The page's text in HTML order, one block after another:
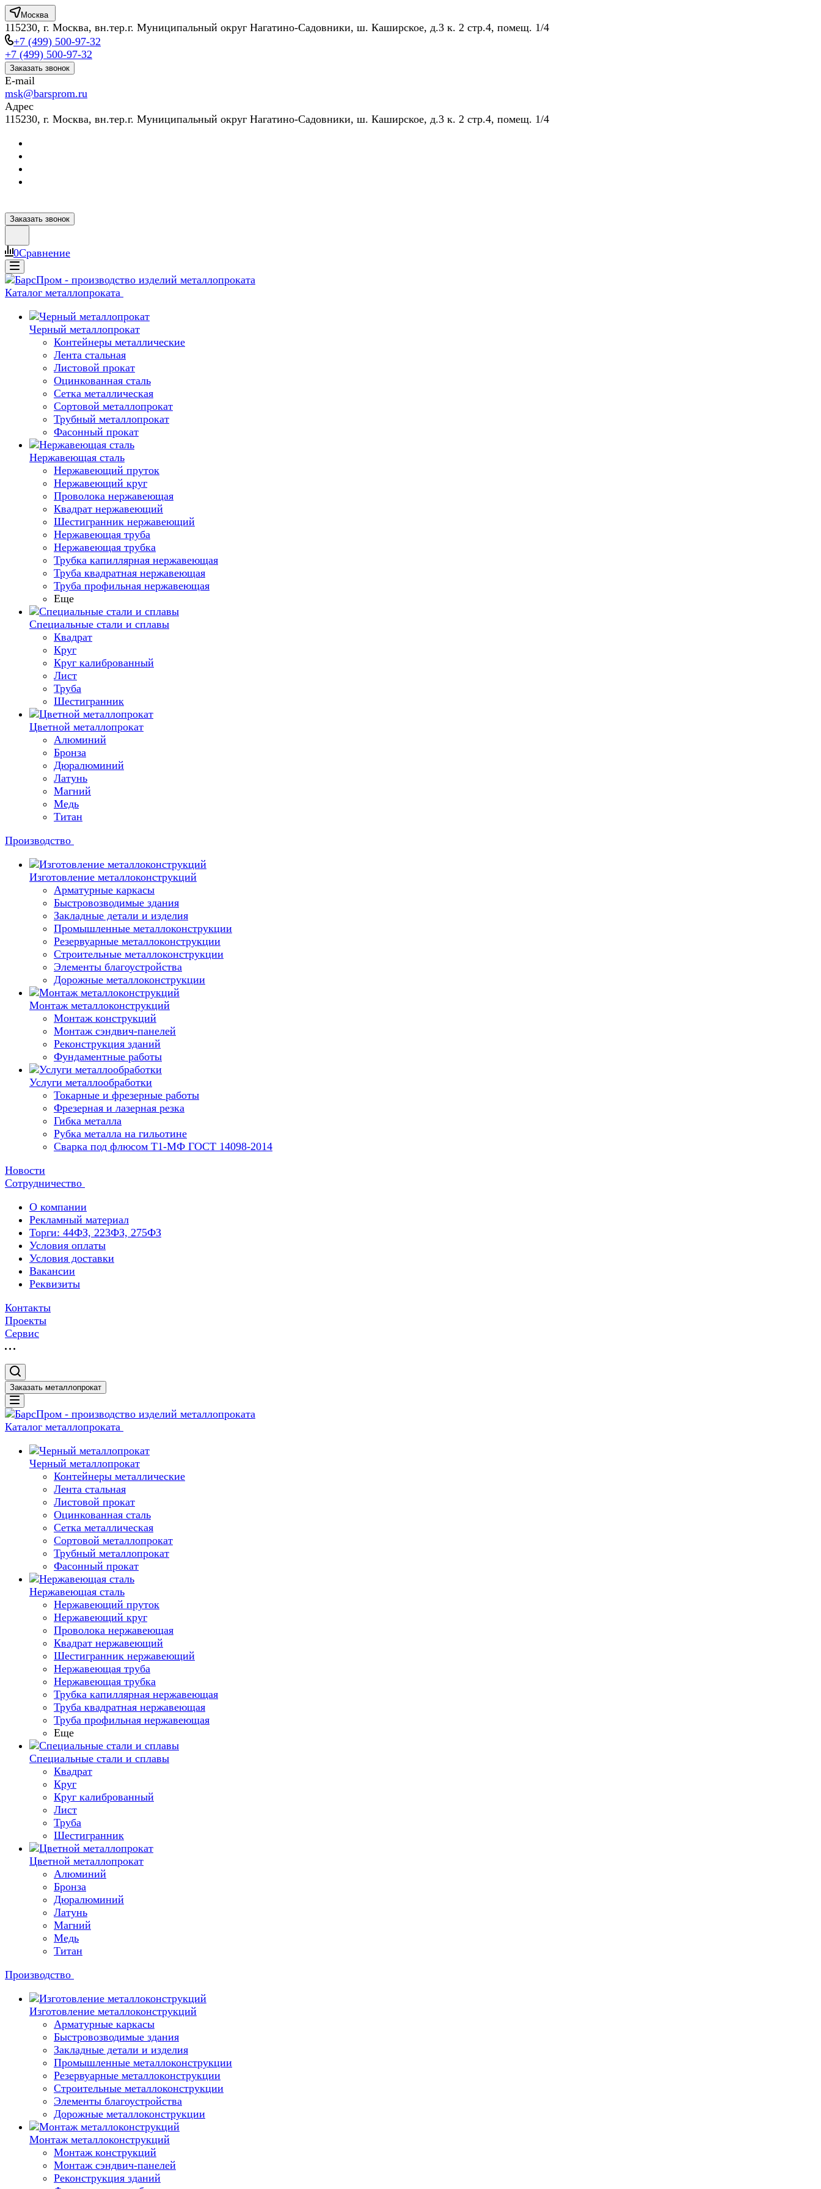
Москва
115230, г. Москва, вн.тер.г. Муниципальный округ Нагатино-Садовники, ш. Каширское, д.3 к. 2 стр.4, помещ. 1/4
+7 (499) 500-97-32
+7 (499) 500-97-32
Заказать звонок
E-mail
msk@barsprom.ru
Адрес
115230, г. Москва, вн.тер.г. Муниципальный округ Нагатино-Садовники, ш. Каширское, д.3 к. 2 стр.4, помещ. 1/4
Заказать звонок
0Сравнение
Каталог металлопроката
Черный металлопрокат
Контейнеры металлические
Лента стальная
Листовой прокат
Оцинкованная сталь
Сетка металлическая
Сортовой металлопрокат
Трубный металлопрокат
Фасонный прокат
Нержавеющая сталь
Нержавеющий пруток
Нержавеющий круг
Проволока нержавеющая
Квадрат нержавеющий
Шестигранник нержавеющий
Нержавеющая труба
Нержавеющая трубка
Трубка капиллярная нержавеющая
Труба квадратная нержавеющая
Труба профильная нержавеющая
Еще
Специальные стали и сплавы
Квадрат
Круг
Круг калиброванный
Лист
Труба
Шестигранник
Цветной металлопрокат
Алюминий
Бронза
Дюралюминий
Латунь
Магний
Медь
Титан
Производство
Изготовление металлоконструкций
Арматурные каркасы
Быстровозводимые здания
Закладные детали и изделия
Промышленные металлоконструкции
Резервуарные металлоконструкции
Строительные металлоконструкции
Элементы благоустройства
Дорожные металлоконструкции
Монтаж металлоконструкций
Монтаж конструкций
Монтаж сэндвич-панелей
Реконструкция зданий
Фундаментные работы
Услуги металлообработки
Токарные и фрезерные работы
Фрезерная и лазерная резка
Гибка металла
Рубка металла на гильотине
Сварка под флюсом Т1-МФ ГОСТ 14098-2014
Новости
Сотрудничество
О компании
Рекламный материал
Торги: 44ФЗ, 223ФЗ, 275ФЗ
Условия оплаты
Условия доставки
Вакансии
Реквизиты
Контакты
Проекты
Сервис
Заказать металлопрокат
Каталог металлопроката
Черный металлопрокат
Контейнеры металлические
Лента стальная
Листовой прокат
Оцинкованная сталь
Сетка металлическая
Сортовой металлопрокат
Трубный металлопрокат
Фасонный прокат
Нержавеющая сталь
Нержавеющий пруток
Нержавеющий круг
Проволока нержавеющая
Квадрат нержавеющий
Шестигранник нержавеющий
Нержавеющая труба
Нержавеющая трубка
Трубка капиллярная нержавеющая
Труба квадратная нержавеющая
Труба профильная нержавеющая
Еще
Специальные стали и сплавы
Квадрат
Круг
Круг калиброванный
Лист
Труба
Шестигранник
Цветной металлопрокат
Алюминий
Бронза
Дюралюминий
Латунь
Магний
Медь
Титан
Производство
Изготовление металлоконструкций
Арматурные каркасы
Быстровозводимые здания
Закладные детали и изделия
Промышленные металлоконструкции
Резервуарные металлоконструкции
Строительные металлоконструкции
Элементы благоустройства
Дорожные металлоконструкции
Монтаж металлоконструкций
Монтаж конструкций
Монтаж сэндвич-панелей
Реконструкция зданий